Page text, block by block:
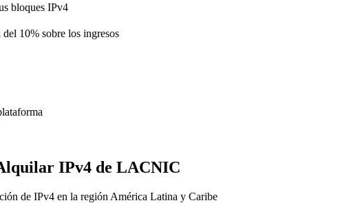
bloques IPv4
10% sobre los ingresos
IPv4 de LACNIC
de IPv4 en la región América Latina y Caribe